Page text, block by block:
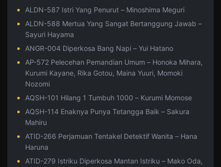
ALDN-587 Istri Yang Penurut – Minoshima Meguri
ALDN-588 Mertua Yang Sangat Bertanggung Jawab –
Sayuri Hayama
ANGR-004 Diperkosa Bang Napi – Yui Hatano
AP-572 Pelecehan Pemandian Umum – Honoka Mihara,
Kurumi Kayane, Rika Gotou, Maina Yuuri, Momoki
Nozomi
AQSH-101 Hilang 1 Tumbuh 1000 – Kurumi Momose
AQSH-114 Enaknya Punya Tetangga Baik – Sakura
Mahiru
ATID-266 Perjamuan Tentakel Detektif Wanita – Hana
Haruna
ATID-279 Istriku Diperkosa Mantan Istriku – Mako Oda,